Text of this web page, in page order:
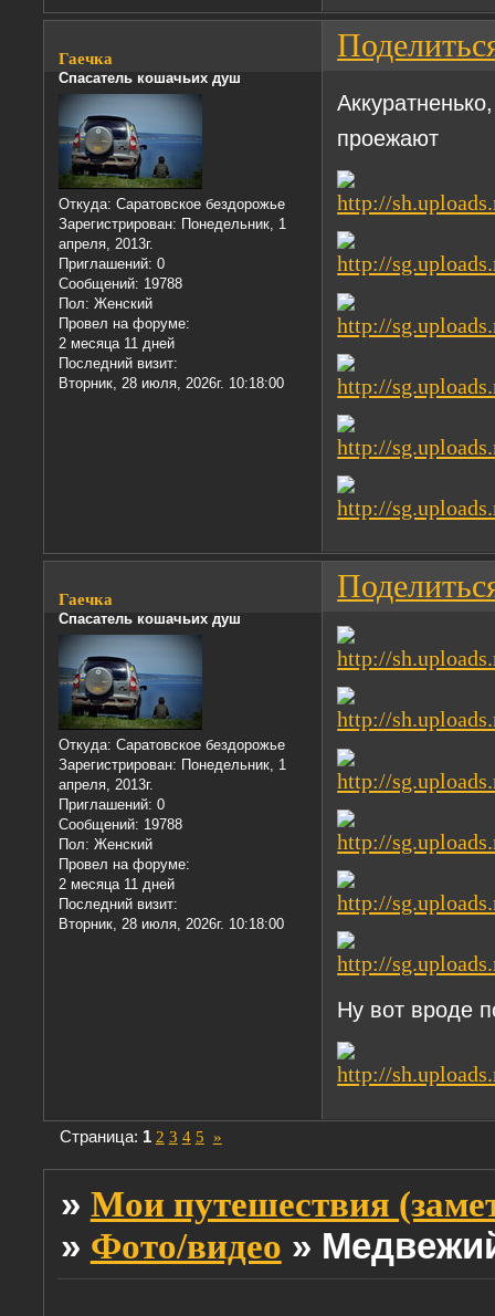
Гаечка
Спасатель кошачьих душ
Откуда: Саратовское бездорожье
Зарегистрирован: Понедельник, 1
апреля, 2013г.
Приглашений: 0
Сообщений: 19788
Пол: Женский
Провел на форуме:
2 месяца 11 дней
Последний визит:
Вторник, 28 июля, 2026г. 10:18:00
проежают
Гаечка
Спасатель кошачьих душ
Откуда: Саратовское бездорожье
Зарегистрирован: Понедельник, 1
апреля, 2013г.
Приглашений: 0
Сообщений: 19788
Пол: Женский
Провел на форуме:
2 месяца 11 дней
Последний визит:
Вторник, 28 июля, 2026г. 10:18:00
Ну вот вроде
Страница: 1 2 3 4 5 »
» Мои путешествия
» Фото/видео »